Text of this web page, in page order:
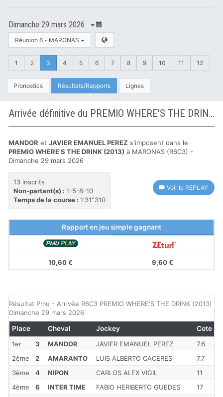
Dimanche 29 mars 2026
Réunion 6 - MARONAS
1 2 3 4 5 6 7 8 9 10 11 12
Pronostics Résultats/Rapports Lignes
Arrivée définitive du PREMIO WHERE'S THE DRINK (2013) à MARONAS
MANDOR et JAVIER EMANUEL PEREZ s'imposent dans le
PREMIO WHERE'S THE DRINK (2013) à MARONAS (R6C3) -
Dimanche 29 mars 2026
13 inscrits
Non-partant(s) : 1-5-8-10
Temps de la course : 1'31''310
Voir le REPLAY
Rapport en jeu simple gagnant
10,60 € 9,60 €
Résultat Pmu - Arrivée R6C3 PREMIO WHERE'S THE DRINK (2013) du
Dimanche 29 mars 2026
1er 3 MANDOR JAVIER EMANUEL PEREZ
7.6
2ème
2 AMARANTO LUIS ALBERTO CACERES 7.7
3ème
4 NIPON CARLOS ALEX VIGIL 11
4ème
6 INTER TIME FABIO HERIBERTO GUEDES 17
Place Cheval Jockey Cote